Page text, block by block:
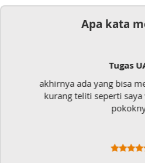
Apa kata
Mudah sekali,